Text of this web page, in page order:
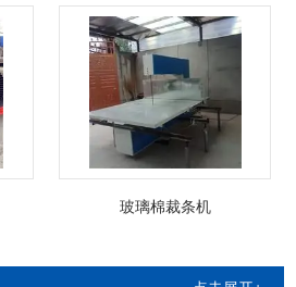
玻璃棉裁条机